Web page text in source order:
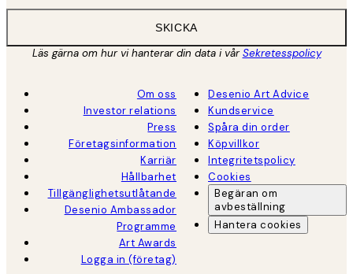
SKICKA
Läs gärna om hur vi hanterar din data i vårSekretesspolicy
Om oss
Investor relations
Press
Företagsinformation
Karriär
Hållbarhet
Tillgänglighetsutlåtande
Desenio Ambassador
Programme
Art Awards
Logga in (företag)
Desenio Art Advice
Kundservice
Spåra din order
Köpvillkor
Integritetspolicy
Cookies
Begäran om
avbeställning
Hantera cookies